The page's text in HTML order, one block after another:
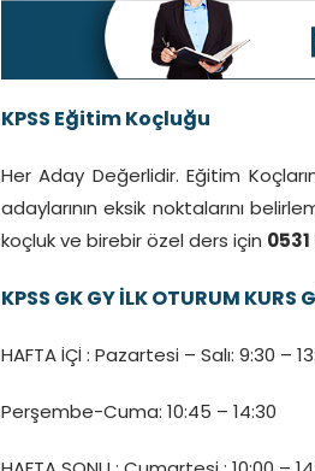
KPSS Eğitim Koçluğu
Her Aday Değerlidir. Eğitim
adaylarının eksik noktalarını
koçluk ve birebir özel ders için 0531
KPSS GK GY İLK OTURUM KURS
HAFTA İÇİ : Pazartesi – Salı: 9:30 –
Perşembe-Cuma: 10:45 – 14:30